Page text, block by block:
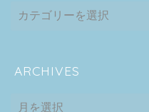
ARCHIVES
ARCHIVES